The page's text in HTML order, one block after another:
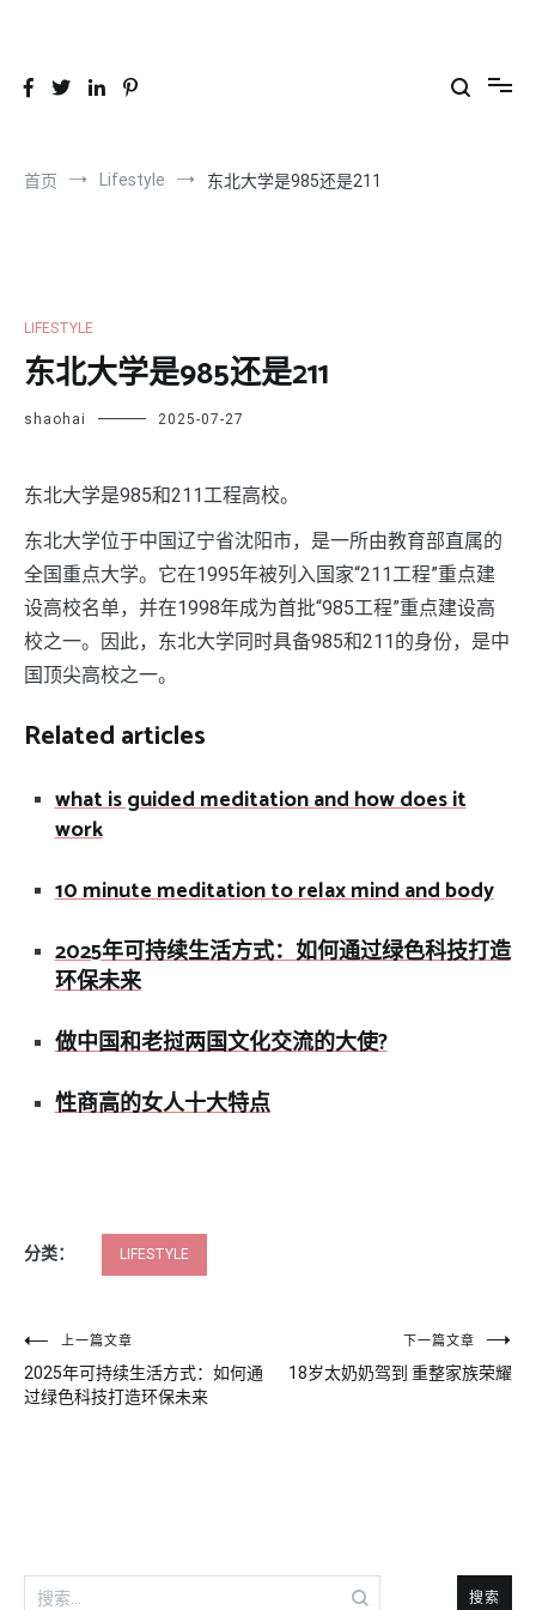
首页 Lifestyle 东北大学是985还是211
LIFESTYLE
东北大学是985还是211
shaohai 2025-07-27
东北大学是985和211工程高校。
东北大学位于中国辽宁省沈阳市，是一所由教育部直属的
全国重点大学。它在1995年被列入国家“211工程”重点建
设高校名单，并在1998年成为首批“985工程”重点建设高
校之一。因此，东北大学同时具备985和211的身份，是中
国顶尖高校之一。
Related articles
what is guided meditation and how does it
work
10 minute meditation to relax mind and body
2025年可持续生活方式：如何通过绿色科技打造
环保未来
做中国和老挝两国文化交流的大使?
性商高的女人十大特点
分类： LIFESTYLE
文
章
上一篇文章
2025年可持续生活方式：如何通
过绿色科技打造环保未来
下一篇文章
18岁太奶奶驾到 重整家族荣耀
搜